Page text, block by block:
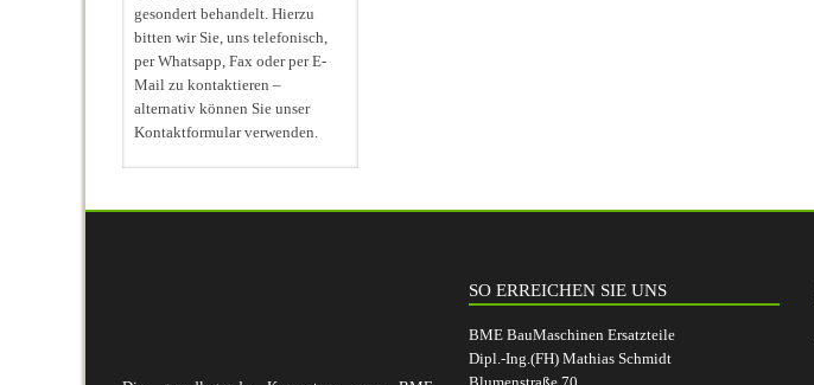
gesondert behandelt. Hierzu
bitten wir Sie, uns telefonisch,
per Whatsapp, Fax oder per E-
Mail zu kontaktieren –
alternativ können Sie unser
Kontaktformular verwenden.
SO ERREICHEN SIE UNS
BME BauMaschinen Ersatzteile
Dipl.-Ing.(FH) Mathias Schmidt